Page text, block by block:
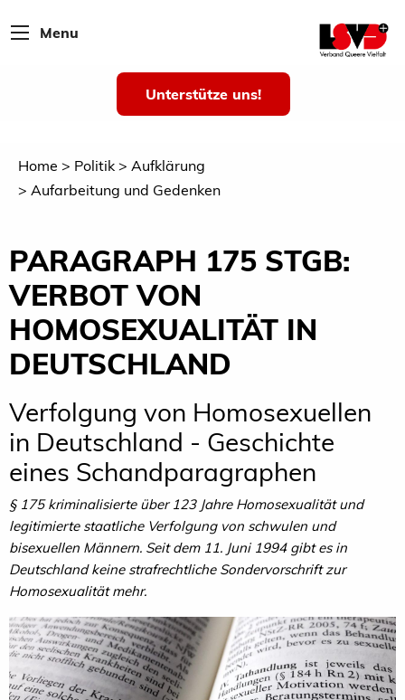
Menu
Unterstütze uns!
Home Politik
Aufklärung
Aufarbeitung und Gedenken
PARAGRAPH 175 STGB:
VERBOT VON
HOMOSEXUALITÄT IN
DEUTSCHLAND
Verfolgung von Homosexuellen
in Deutschland - Geschichte
eines Schandparagraphen
§ 175 kriminalisierte über 123 Jahre Homosexualität und
legitimierte staatliche Verfolgung von schwulen und
bisexuellen Männern. Seit dem 11. Juni 1994 gibt es in
Deutschland keine strafrechtliche Sondervorschrift zur
Homosexualität mehr.